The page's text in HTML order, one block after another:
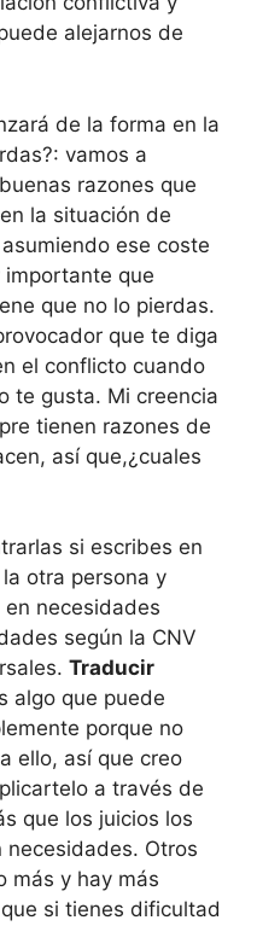
alejarnos de
de la forma en la
vamos a
razones que
la situación de
ese coste
que
que no lo pierdas.
que te diga
el conflicto cuando
te gusta. Mi creencia
tienen razones de
así que,¿cuales
si escribes en
otra persona y
necesidades
según la CNV
Traducir
algo que puede
porque no
ello, así que creo
a través de
que los juicios los
Otros
más y hay más
si tienes dificultad